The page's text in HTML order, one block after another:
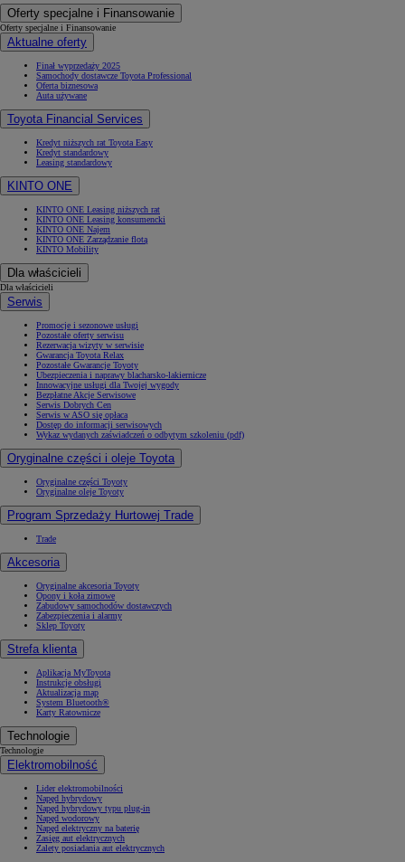
Oferty specjalne i Finansowanie
Oferty specjalne i Finansowanie
Aktualne oferty
Finał wyprzedaży 2025
Samochody dostawcze Toyota Professional
Oferta biznesowa
Auta używane
Toyota Financial Services
Kredyt niższych rat Toyota Easy
Kredyt standardowy
Leasing standardowy
KINTO ONE
KINTO ONE Leasing niższych rat
KINTO ONE Leasing konsumencki
KINTO ONE Najem
KINTO ONE Zarządzanie flotą
KINTO Mobility
Dla właścicieli
Dla właścicieli
Serwis
Promocje i sezonowe usługi
Pozostałe oferty serwisu
Rezerwacja wizyty w serwisie
Gwarancja Toyota Relax
Pozostałe Gwarancje Toyoty
Ubezpieczenia i naprawy blacharsko-lakiernicze
Innowacyjne usługi dla Twojej wygody
Bezpłatne Akcje Serwisowe
Serwis Dobrych Cen
Serwis w ASO się opłaca
Dostęp do informacji serwisowych
Wykaz wydanych zaświadczeń o odbytym szkoleniu (pdf)
Oryginalne części i oleje Toyota
Oryginalne części Toyoty
Oryginalne oleje Toyoty
Program Sprzedaży Hurtowej Trade
Trade
Akcesoria
Oryginalne akcesoria Toyoty
Opony i koła zimowe
Zabudowy samochodów dostawczych
Zabezpieczenia i alarmy
Sklep Toyoty
Strefa klienta
Aplikacja MyToyota
Instrukcje obsługi
Aktualizacja map
System Bluetooth®
Karty Ratownicze
Technologie
Technologie
Elektromobilność
Lider elektromobilności
Napęd hybrydowy
Napęd hybrydowy typu plug-in
Napęd wodorowy
Napęd elektryczny na baterię
Zasięg aut elektrycznych
Zalety posiadania aut elektrycznych